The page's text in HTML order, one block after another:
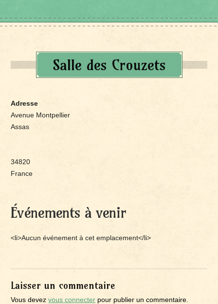
Salle des Crouzets
Adresse
Avenue Montpellier
Assas
34820
France
Événements à venir
<li>Aucun événement à cet emplacement</li>
Laisser un commentaire
Vous devezvous connecter pour publier un commentaire.